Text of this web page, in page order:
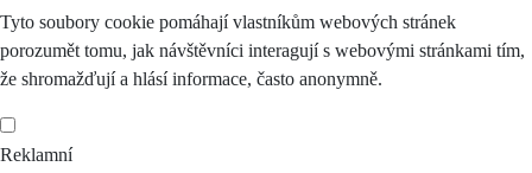
Tyto soubory cookie pomáhají vlastníkům webových stránek
porozumět tomu, jak návštěvníci interagují s webovými stránkami tím,
že shromažďují a hlásí informace, často anonymně.
Reklamní